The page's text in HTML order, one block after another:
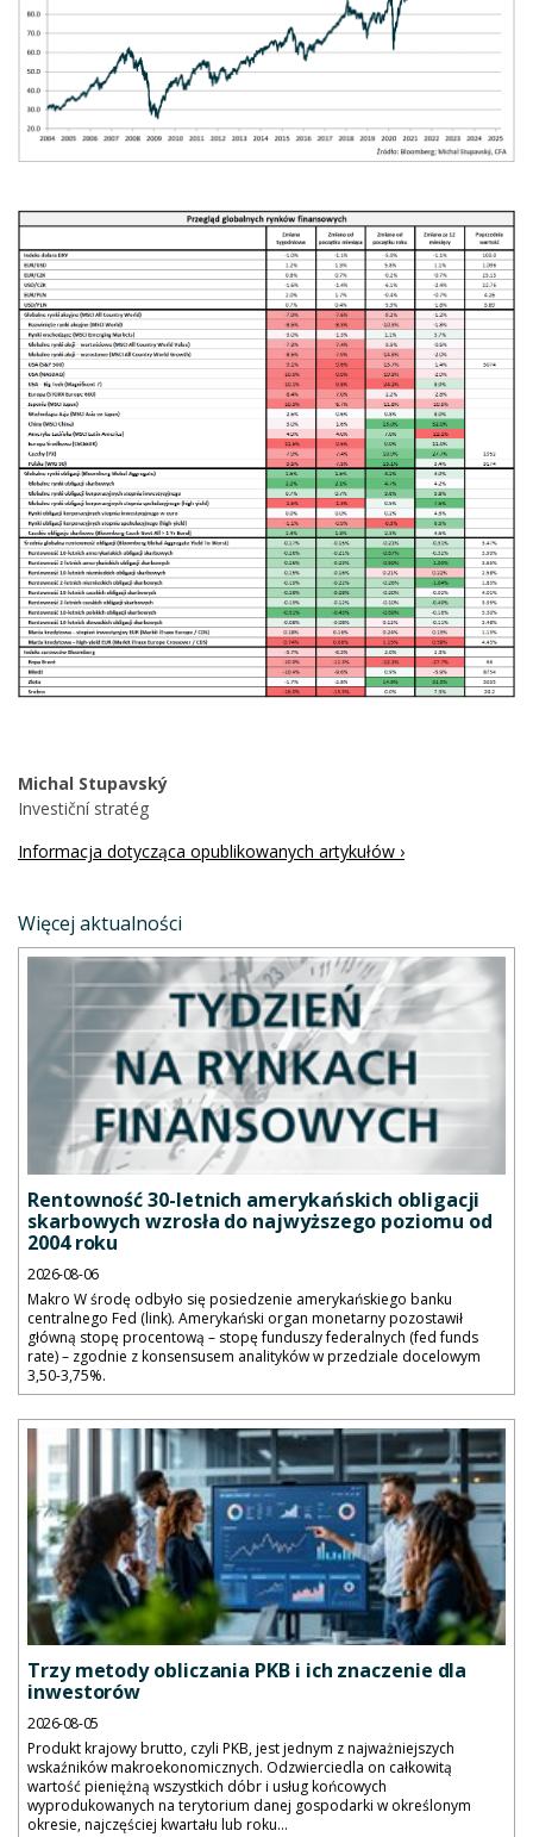
Michal Stupavský
Investiční stratég
Informacja dotycząca opublikowanych artykułów ›
Więcej aktualności
Rentowność 30-letnich amerykańskich obligacji
skarbowych wzrosła do najwyższego poziomu od
2004 roku
2026-08-06
Makro W środę odbyło się posiedzenie amerykańskiego banku
centralnego Fed (link). Amerykański organ monetarny pozostawił
główną stopę procentową – stopę funduszy federalnych (fed funds
rate) – zgodnie z konsensusem analityków w przedziale docelowym
3,50-3,75%.
Trzy metody obliczania PKB i ich znaczenie dla
inwestorów
2026-08-05
Produkt krajowy brutto, czyli PKB, jest jednym z najważniejszych
wskaźników makroekonomicznych. Odzwierciedla on całkowitą
wartość pieniężną wszystkich dóbr i usług końcowych
wyprodukowanych na terytorium danej gospodarki w określonym
okresie, najczęściej kwartału lub roku...